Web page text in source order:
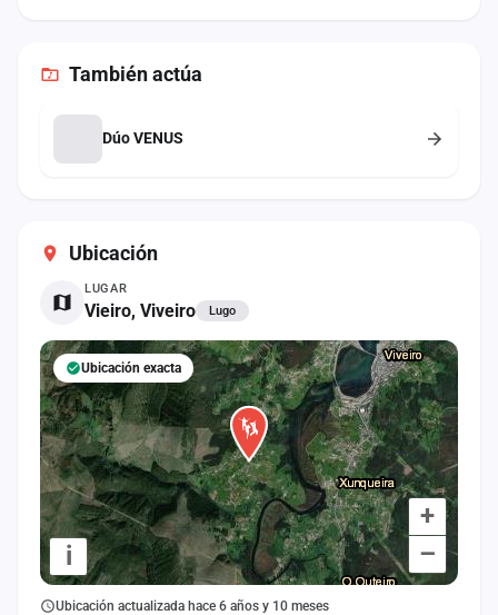
Ubicación
LUGAR
Vieiro, Viveiro Lugo
+
–
i
Ubicación exacta
Ubicación actualizada hace 6 años y 10 meses
Tambiénactúa
Dúo VENUS